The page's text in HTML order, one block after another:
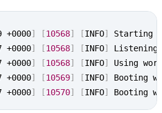
+0000] [10568] [INFO]
Starting
+0000] [10568] [INFO]
+0000] [10568] [INFO]
Using
+0000] [10569] [INFO]
Booting
+0000] [10570] [INFO] Booting